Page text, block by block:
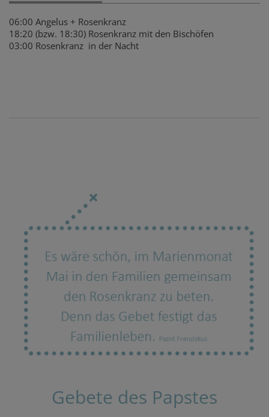
06:00 Angelus + Rosenkranz
18:20 (bzw. 18:30) Rosenkranz mit den Bischöfen
03:00 Rosenkranz in der Nacht
Gebete des Papstes